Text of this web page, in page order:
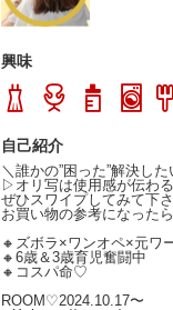
興味
自己紹介
＼誰かの”困った”解決し
▷オリ写は使用感が伝わ
ぜひスワイプしてみて下
お買い物の参考になった
🔸ズボラ×ワンオペ×元ワ
🔸6歳＆3歳育児奮闘中
🔸コスパ命♡
ROOM♡2024.10.17〜